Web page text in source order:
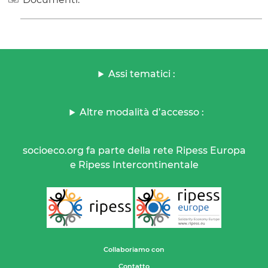
Assi tematici :
Altre modalità d’accesso :
socioeco.org fa parte della rete Ripess Europa
e Ripess Intercontinentale
Collaboriamo con